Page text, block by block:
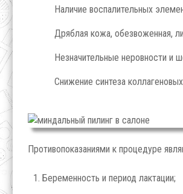
Наличие воспалительных
Дряблая кожа, обезвоженная,
Незначительные неровности и
Снижение синтеза
Противопоказаниями к процедуре
Беременность и период лактации;